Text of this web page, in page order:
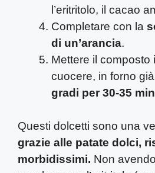
l’eritritolo, il cacao
Completare con la
di un’arancia.
Mettere il composto
cuocere, in forno
gradi per 30-35
Questi dolcetti sono una
grazie alle patate dolci,
morbidissimi. Non